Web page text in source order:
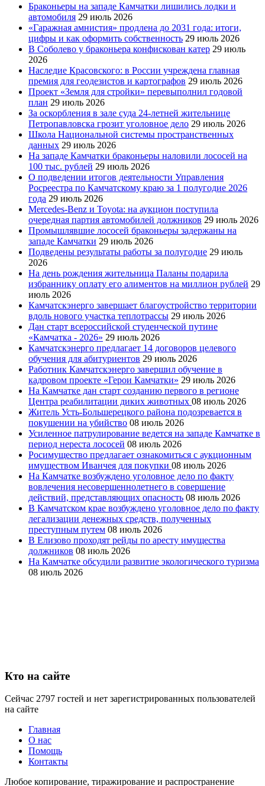
Браконьеры на западе Камчатки лишились лодки и
автомобиля 29 июль 2026
«Гаражная амнистия» продлена до 2031 года: итоги,
цифры и как оформить собственность 29 июль 2026
В Соболево у браконьера конфискован катер 29 июль
2026
Наследие Красовского: в России учреждена главная
премия для геодезистов и картографов 29 июль 2026
Проект «Земля для стройки» перевыполнил годовой
план 29 июль 2026
За оскорбления в зале суда 24-летней жительнице
Петропавловска грозит уголовное дело 29 июль 2026
Школа Национальной системы пространственных
данных 29 июль 2026
На западе Камчатки браконьеры наловили лососей на
100 тыс. рублей 29 июль 2026
О подведении итогов деятельности Управления
Росреестра по Камчатскому краю за 1 полугодие 2026
года 29 июль 2026
Mercedes-Benz и Toyota: на аукцион поступила
очередная партия автомобилей должников 29 июль 2026
Промышлявшие лососей браконьеры задержаны на
западе Камчатки 29 июль 2026
Подведены результаты работы за полугодие 29 июль
2026
На день рождения жительница Паланы подарила
избраннику оплату его алиментов на миллион рублей 29
июль 2026
Камчатскэнерго завершает благоустройство территории
вдоль нового участка теплотрассы 29 июль 2026
Дан старт всероссийской студенческой путине
«Камчатка - 2026» 29 июль 2026
Камчатскэнерго предлагает 14 договоров целевого
обучения для абитуриентов 29 июль 2026
Работник Камчатскэнерго завершил обучение в
кадровом проекте «Герои Камчатки» 29 июль 2026
На Камчатке дан старт созданию первого в регионе
Центра реабилитации диких животных 08 июль 2026
Житель Усть-Большерецкого района подозревается в
покушении на убийство 08 июль 2026
Усиленное патрулирование ведется на западе Камчатке в
период нереста лососей 08 июль 2026
Росимущество предлагает ознакомиться с аукционным
имуществом Иванчея для покупки 08 июль 2026
На Камчатке возбуждено уголовное дело по факту
вовлечения несовершеннолетнего в совершение
действий, представляющих опасность 08 июль 2026
В Камчатском крае возбуждено уголовное дело по факту
легализации денежных средств, полученных
преступным путем 08 июль 2026
В Елизово проходят рейды по аресту имущества
должников 08 июль 2026
На Камчатке обсудили развитие экологического туризма
08 июль 2026
Кто на сайте
Сейчас 2797 гостей и нет зарегистрированных пользователей
на сайте
Главная
О нас
Помощь
Контакты
Любое копирование, тиражирование и распространение